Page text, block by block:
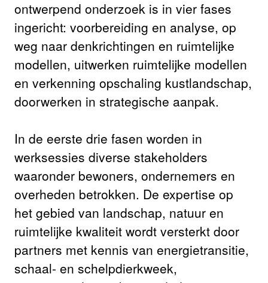
ontwerpend onderzoek is in vier fases
ingericht: voorbereiding en analyse, op
weg naar denkrichtingen en ruimtelijke
modellen, uitwerken ruimtelijke modellen
en verkenning opschaling kustlandschap,
doorwerken in strategische aanpak.
In de eerste drie fasen worden in
werksessies diverse stakeholders
waaronder bewoners, ondernemers en
overheden betrokken. De expertise op
het gebied van landschap, natuur en
ruimtelijke kwaliteit wordt versterkt door
partners met kennis van energietransitie,
schaal- en schelpdierkweek,